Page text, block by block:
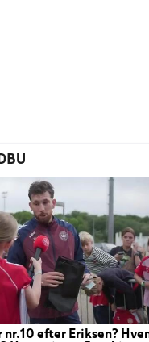
nr.10 efter Eriksen?